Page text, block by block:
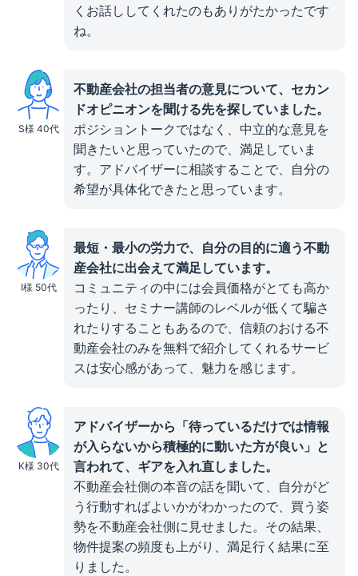
くお話ししてくれたのもありがたかったです
ね。
S様 40代
不動産会社の担当者の意見について、セカン
ドオピニオンを聞ける先を探していました。
ポジショントークではなく、中立的な意見を
聞きたいと思っていたので、満足していま
す。アドバイザーに相談することで、自分の
希望が具体化できたと思っています。
I様 50代
最短・最小の労力で、自分の目的に適う不動
産会社に出会えて満足しています。
コミュニティの中には会員価格がとても高か
ったり、セミナー講師のレベルが低くて騙さ
れたりすることもあるので、信頼のおける不
動産会社のみを無料で紹介してくれるサービ
スは安心感があって、魅力を感じます。
K様 30代
アドバイザーから「待っているだけでは情報
が入らないから積極的に動いた方が良い」と
言われて、ギアを入れ直しました。
不動産会社側の本音の話を聞いて、自分がど
う行動すればよいかがわかったので、買う姿
勢を不動産会社側に見せました。その結果、
物件提案の頻度も上がり、満足行く結果に至
りました。